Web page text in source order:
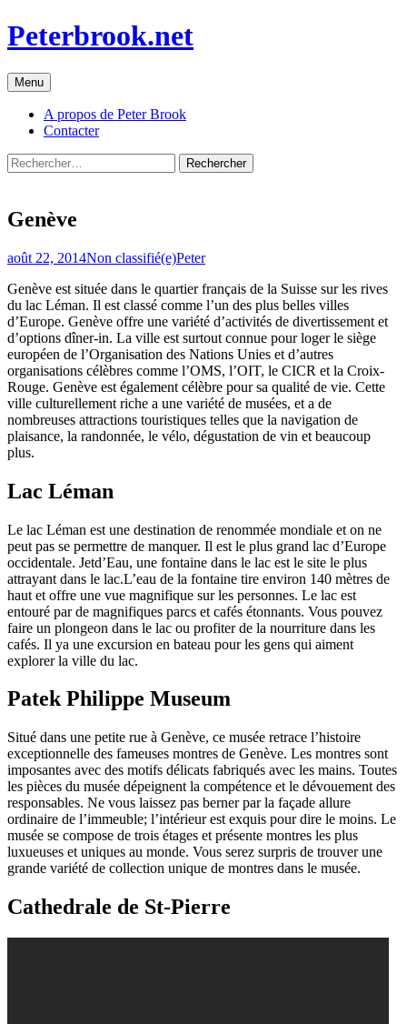
Aller
au
Peterbrook.net
Menu
A propos de Peter Brook
Contacter
Rechercher :
Genève
août 22, 2014Non classifié(e)Peter
Genève est située dans le quartier français de la Suisse sur les rives
du lac Léman. Il est classé comme l’un des plus belles villes
d’Europe. Genève offre une variété d’activités de divertissement et
d’options dîner-in. La ville est surtout connue pour loger le siège
européen de l’Organisation des Nations Unies et d’autres
organisations célèbres comme l’OMS, l’OIT, le CICR et la Croix-
Rouge. Genève est également célèbre pour sa qualité de vie. Cette
ville culturellement riche a une variété de musées, et a de
nombreuses attractions touristiques telles que la navigation de
plaisance, la randonnée, le vélo, dégustation de vin et beaucoup
plus.
Lac Léman
Le lac Léman est une destination de renommée mondiale et on ne
peut pas se permettre de manquer. Il est le plus grand lac d’Europe
occidentale. Jetd’Eau, une fontaine dans le lac est le site le plus
attrayant dans le lac.L’eau de la fontaine tire environ 140 mètres de
haut et offre une vue magnifique sur les personnes. Le lac est
entouré par de magnifiques parcs et cafés étonnants. Vous pouvez
faire un plongeon dans le lac ou profiter de la nourriture dans les
cafés. Il ya une excursion en bateau pour les gens qui aiment
explorer la ville du lac.
Patek Philippe Museum
Situé dans une petite rue à Genève, ce musée retrace l’histoire
exceptionnelle des fameuses montres de Genève. Les montres sont
imposantes avec des motifs délicats fabriqués avec les mains. Toutes
les pièces du musée dépeignent la compétence et le dévouement des
responsables. Ne vous laissez pas berner par la façade allure
ordinaire de l’immeuble; l’intérieur est exquis pour dire le moins. Le
musée se compose de trois étages et présente montres les plus
luxueuses et uniques au monde. Vous serez surpris de trouver une
grande variété de collection unique de montres dans le musée.
Cathedrale de St-Pierre